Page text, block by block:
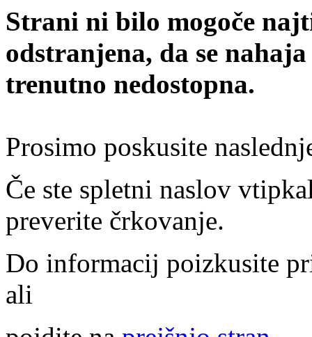
Strani ni bilo mogoče
odstranjena, da se
trenutno nedostopna.
Prosimo poskusite
Če ste spletni naslov
preverite črkovanje.
Do informacij poizkusite
ali